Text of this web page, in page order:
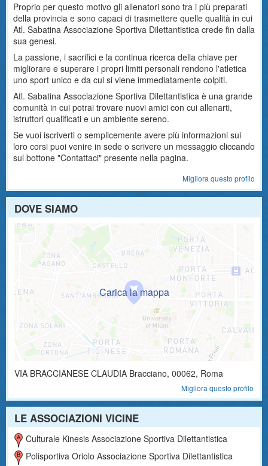
Proprio per questo motivo gli allenatori sono tra i più preparati
della provincia e sono capaci di trasmettere quelle qualità in cui
Atl. Sabatina Associazione Sportiva Dilettantistica crede fin dalla
sua genesi.
La passione, i sacrifici e la continua ricerca della chiave per
migliorare e superare i propri limiti personali rendono l'atletica
uno sport unico e da cui si viene immediatamente colpiti.
Atl. Sabatina Associazione Sportiva Dilettantistica è una grande
comunità in cui potrai trovare nuovi amici con cui allenarti,
istruttori qualificati e un ambiente sereno.
Se vuoi iscriverti o semplicemente avere più informazioni sui
loro corsi puoi venire in sede o scrivere un messaggio cliccando
sul bottone "Contattaci" presente nella pagina.
Migliora questo profilo
DOVE SIAMO
VIA BRACCIANESE CLAUDIA Bracciano, 00062, Roma
Migliora questo profilo
LE ASSOCIAZIONI VICINE
Culturale Kinesis Associazione Sportiva Dilettantistica
Polisportiva Oriolo Associazione Sportiva Dilettantistica